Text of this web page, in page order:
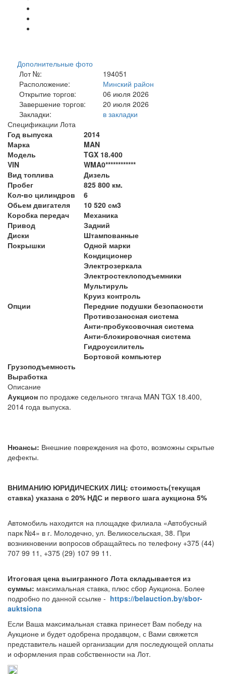
Дополнительные фото
Лот №:
194051
Расположение:
Минский район
Открытие торгов:
06 июля 2026
Завершение торгов:
20 июля 2026
Закладки:
в закладки
Спецификации Лота
Год выпуска
2014
Марка
MAN
Модель
TGX 18.400
VIN
WMA0************
Вид топлива
Дизель
Пробег
825 800 км.
Кол-во цилиндров
6
Обьем двигателя
10 520 см3
Коробка передач
Механика
Привод
Задний
Диски
Штампованные
Покрышки
Одной марки
Опции
Кондиционер
Электрозеркала
Электростеклоподъемники
Мультируль
Круиз контроль
Передние подушки безопасности
Противозаносная система
Анти-пробуксовочная система
Анти-блокировочная система
Гидроусилитель
Бортовой компьютер
Грузоподъемность
Выработка
Описание
Аукцион по продаже седельного тягача MAN TGX 18.400,
2014 года выпуска.
Нюансы: Внешние повреждения на фото, возможны скрытые
дефекты.
ВНИМАНИЮ ЮРИДИЧЕСКИХ ЛИЦ: стоимость(текущая
ставка) указана с 20% НДС и первого шага аукциона 5%
Автомобиль находится на площадке филиала «Автобусный
парк №4» в г. Молодечно, ул. Великосельская, 38. При
возникновении вопросов обращайтесь по телефону +375 (44)
707 99 11, +375 (29) 107 99 11.
Итоговая цена выигранного Лота складывается из
суммы: максимальная ставка, плюс сбор Аукциона. Более
подробно по данной ссылке - https://belauction.by/sbor-
auktsiona
Если Ваша максимальная ставка принесет Вам победу на
Аукционе и будет одобрена продавцом, с Вами свяжется
представитель нашей организации для последующей оплаты
и оформления прав собственности на Лот.